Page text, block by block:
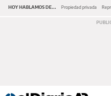
HOY HABLAMOS DE... Propiedad privada